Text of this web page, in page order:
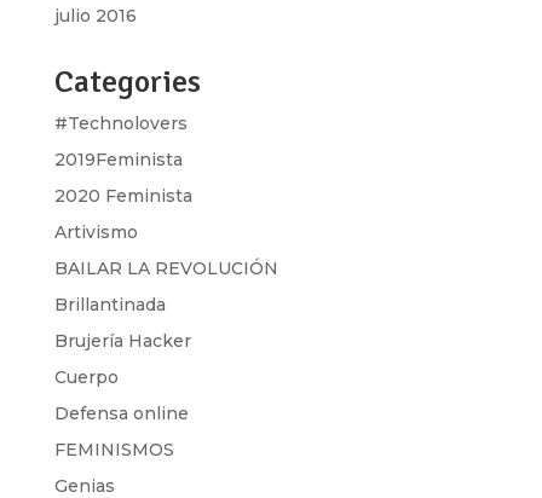
julio 2016
Categories
#Technolovers
2019Feminista
2020 Feminista
Artivismo
BAILAR LA REVOLUCIÓN
Brillantinada
Brujería Hacker
Cuerpo
Defensa online
FEMINISMOS
Genias